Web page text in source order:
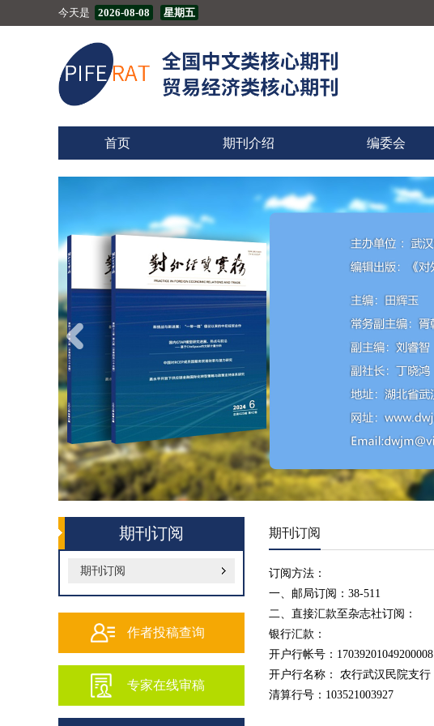
今天是 2026-08-08 星期五
首页 期刊介绍 编委会
期刊订阅
期刊订阅
作者投稿查询
专家在线审稿
期刊订阅
订阅方法：
一、邮局订阅：38-511
二、直接汇款至杂志社订阅：
银行汇款：
开户行帐号：17039201049200008
开户行名称： 农行武汉民院支行
清算行号：103521003927